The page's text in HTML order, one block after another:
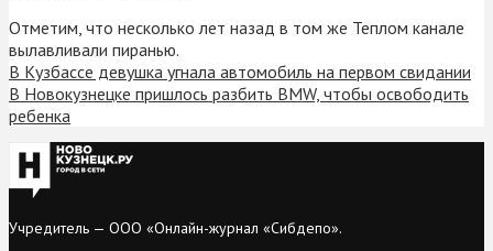
Отметим, что несколько лет назад в том же Теплом канале
вылавливали пиранью.
В Кузбассе девушка угнала автомобиль на первом свидании
В Новокузнецке пришлось разбить BMW, чтобы освободить
ребенка
Учредитель — ООО «Онлайн-журнал «Сибдепо».